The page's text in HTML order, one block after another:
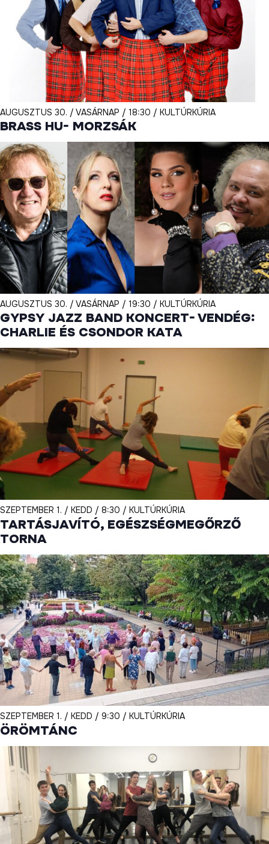
AUGUSZTUS 30. / VASÁRNAP / 18:30 / KULTÚRKÚRIA
BRASS HU- MORZSÁK
AUGUSZTUS 30. / VASÁRNAP / 19:30 / KULTÚRKÚRIA
GYPSY JAZZ BAND KONCERT- VENDÉG:
CHARLIE ÉS CSONDOR KATA
SZEPTEMBER 1. / KEDD / 8:30 / KULTÚRKÚRIA
TARTÁSJAVÍTÓ, EGÉSZSÉGMEGŐRZŐ
TORNA
SZEPTEMBER 1. / KEDD / 9:30 / KULTÚRKÚRIA
ÖRÖMTÁNC